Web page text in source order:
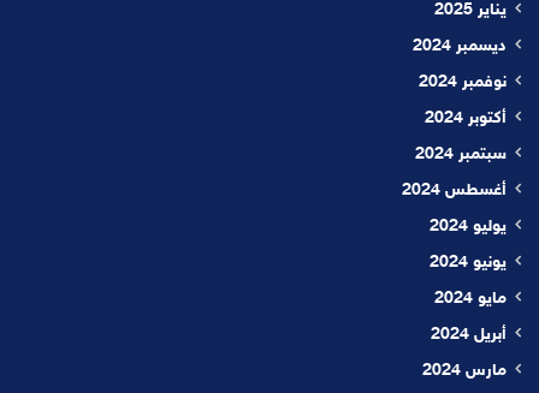
يناير 2025
ديسمبر 2024
نوفمبر 2024
أكتوبر 2024
سبتمبر 2024
أغسطس 2024
يوليو 2024
يونيو 2024
مايو 2024
أبريل 2024
مارس 2024